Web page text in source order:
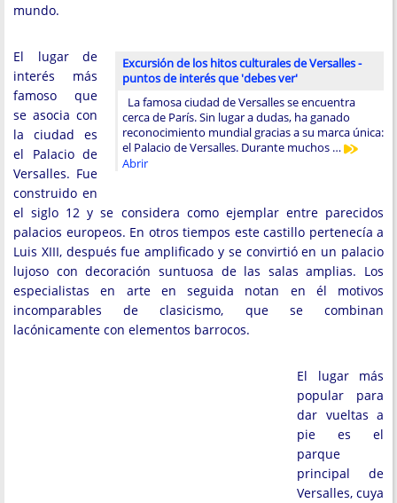
mundo.
Excursión de los hitos culturales de Versalles -
puntos de interés que 'debes ver'
La famosa ciudad de Versalles se encuentra
cerca de París. Sin lugar a dudas, ha ganado
reconocimiento mundial gracias a su marca única:
el Palacio de Versalles. Durante muchos …
Abrir
El lugar de
interés más
famoso que
se asocia con
la ciudad es
el Palacio de
Versalles. Fue
construido en
el siglo 12 y se considera como ejemplar entre parecidos
palacios europeos. En otros tiempos este castillo pertenecía a
Luis XIII, después fue amplificado y se convirtió en un palacio
lujoso con decoración suntuosa de las salas amplias. Los
especialistas en arte en seguida notan en él motivos
incomparables de clasicismo, que se combinan
lacónicamente con elementos barrocos.
El lugar más
popular para
dar vueltas a
pie es el
parque
principal de
Versalles, cuya